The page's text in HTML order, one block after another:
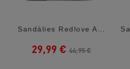
29,99 € 44,95 €